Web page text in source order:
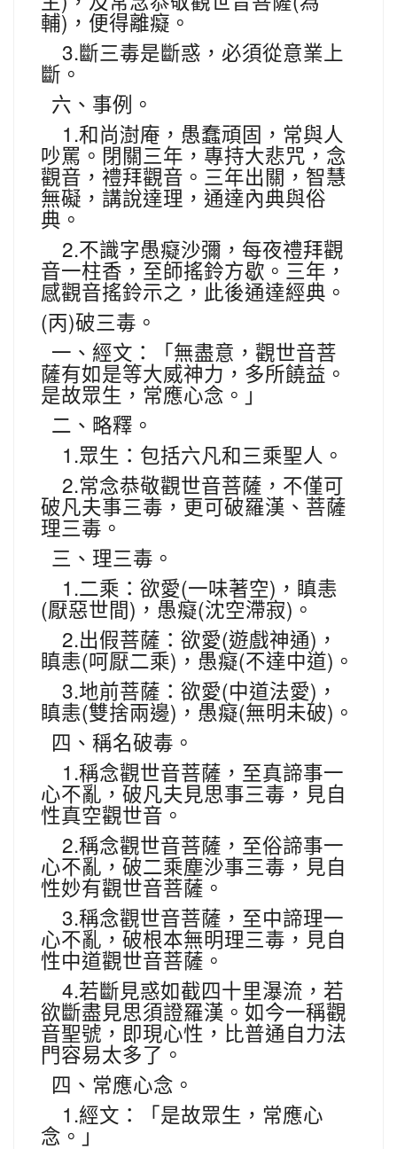
輔) ，便得離癡。
3.斷三毒是斷惑，必須從意業上
斷。
六、事例。
1.和尚澍庵，愚蠢頑固，常與人
吵罵。閉關三年，專持大悲咒，念
觀音，禮拜觀音。三年出關，智慧
無礙，講說達理，通達內典與俗
典。
2.不識字愚癡沙彌，每夜禮拜觀
音一柱香，至師搖鈴方歇。三年，
感觀音搖鈴示之，此後通達經典。
(丙)破三毒。
一、經文：「無盡意，觀世音菩
薩有如是等大威神力，多所饒益。
是故眾生，常應心念。」
二、略釋。
1.眾生：包括六凡和三乘聖人。
2.常念恭敬觀世音菩薩，不僅可
破凡夫事三毒，更可破羅漢、菩薩
理三毒。
三、理三毒。
1.二乘：欲愛(一味著空) ，瞋恚
(厭惡世間 ) ，愚癡(沈空滯寂) 。
2.出假菩薩：欲愛(遊戲神通) ，
瞋恚(呵厭二乘) ，愚癡(不達中道) 。
3.地前菩薩：欲愛(中道法愛) ，
瞋恚(雙捨兩邊) ，愚癡(無明未破) 。
四、稱名破毒。
1.稱念觀世音菩薩，至真諦事一
心不亂，破凡夫見思事三毒，見自
性真空觀世音。
2.稱念觀世音菩薩，至俗諦事一
心不亂，破二乘塵沙事三毒，見自
性妙有觀世音菩薩。
3.稱念觀世音菩薩，至中諦理一
心不亂，破根本無明理三毒，見自
性中道觀世音菩薩。
4.若斷見惑如截四十里瀑流，若
欲斷盡見思須證羅漢。如今一稱觀
音聖號，即現心性，比普通自力法
門容易太多了。
四、常應心念。
1.經文：「是故眾生，常應心
念。」